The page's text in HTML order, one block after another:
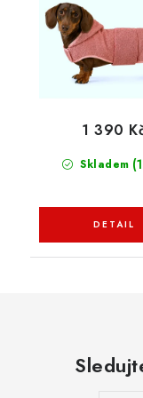
Skladem
1 390